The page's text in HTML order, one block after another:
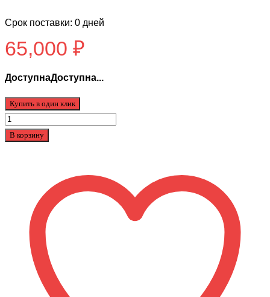
Срок поставки: 0 дней
65,000 ₽
ДоступнаДоступна...
Купить в один клик
Количество
товара
OFFROAD
В корзину